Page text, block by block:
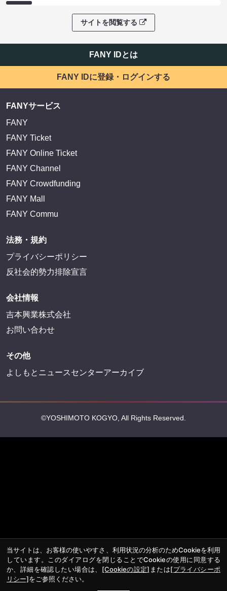
サイトを閲覧する
FANY IDとは
FANY IDに登録・ログインする
FANYサービス
FANY
FANY Ticket
FANY Online Ticket
FANY Channel
FANY Crowdfunding
FANY Mall
FANY Commu
法務・規約
プライバシーポリシー
反社会的勢力排除宣言
会社情報
吉本興業株式会社
お問い合わせ
その他
よしもとニュースセンターアーカイブ
©YOSHIMOTO KOGYO, All Rights Reserved.
当サイトは、お客様の使いやすさ、利用状況の分析のためCookieを利用
しています。このダイアログを閉じることでCookieの使用に同意する
か、詳細を確認したい場合は、 [Cookieの設定] または[プライバシーポ
リシー]をご参照ください。